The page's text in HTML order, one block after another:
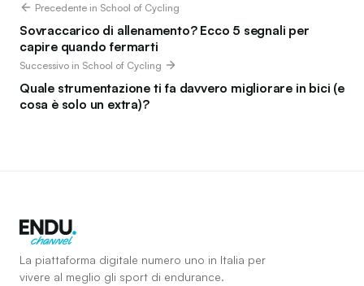
Precedente in School of Cycling
Sovraccarico di allenamento? Ecco 5 segnali per
capire quando fermarti
Successivo in School of Cycling
Quale strumentazione ti fa davvero migliorare in bici (e
cosa è solo un extra)?
La piattaforma digitale numero uno in Italia per
vivere al meglio gli sport di endurance.